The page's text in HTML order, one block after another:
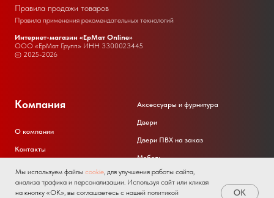
Мы используем файлы cookie, для улучшения работы сайта,
анализа трафика и персонализации. Используя сайт или кликая
на кнопку «ОК», вы соглашаетесь с нашей политикой
OK
Правила продажи товаров
Правила применения рекомендательных технологий
Интернет-магазин «ЕрМат Online»
ООО «ЕрМат Групп» ИНН 3300023445
© 2025-2026
Компания
О компании
Контакты
Клиентская поддержка
Аксессуары и фурнитура
Двери
Двери ПВХ на заказ
Мебель
Окна ПВХ
Окна ПВХ на заказ